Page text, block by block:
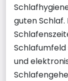
guten
Schlafumfeld
und